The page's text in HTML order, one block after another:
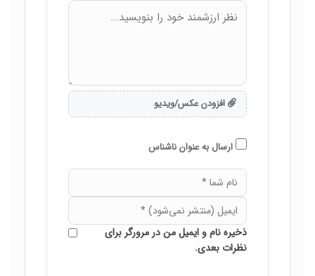
افزودن عکس/ویدیو
ارسال به عنوان ناشناس
ذخیره نام و ایمیل من در مرورگر برای
نظرات بعدی.